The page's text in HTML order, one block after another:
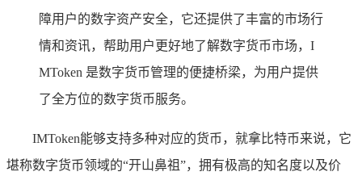
障用户的数字资产安全，它还提供了丰富的市场行
情和资讯，帮助用户更好地了解数字货币市场，I
MToken 是数字货币管理的便捷桥梁，为用户提供
了全方位的数字货币服务。
IMToken能够支持多种对应的货币，就拿比特币来说，它
堪称数字货币领域的“开山鼻祖”，拥有极高的知名度以及价